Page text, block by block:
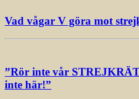
Vad vågar V göra mot
”Rör inte vår
inte här!”